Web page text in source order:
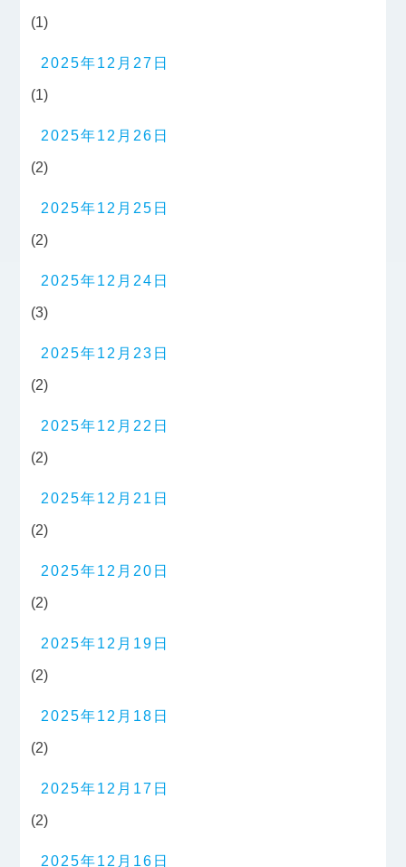
(1)
2025年12月27日
(1)
2025年12月26日
(2)
2025年12月25日
(2)
2025年12月24日
(3)
2025年12月23日
(2)
2025年12月22日
(2)
2025年12月21日
(2)
2025年12月20日
(2)
2025年12月19日
(2)
2025年12月18日
(2)
2025年12月17日
(2)
2025年12月16日